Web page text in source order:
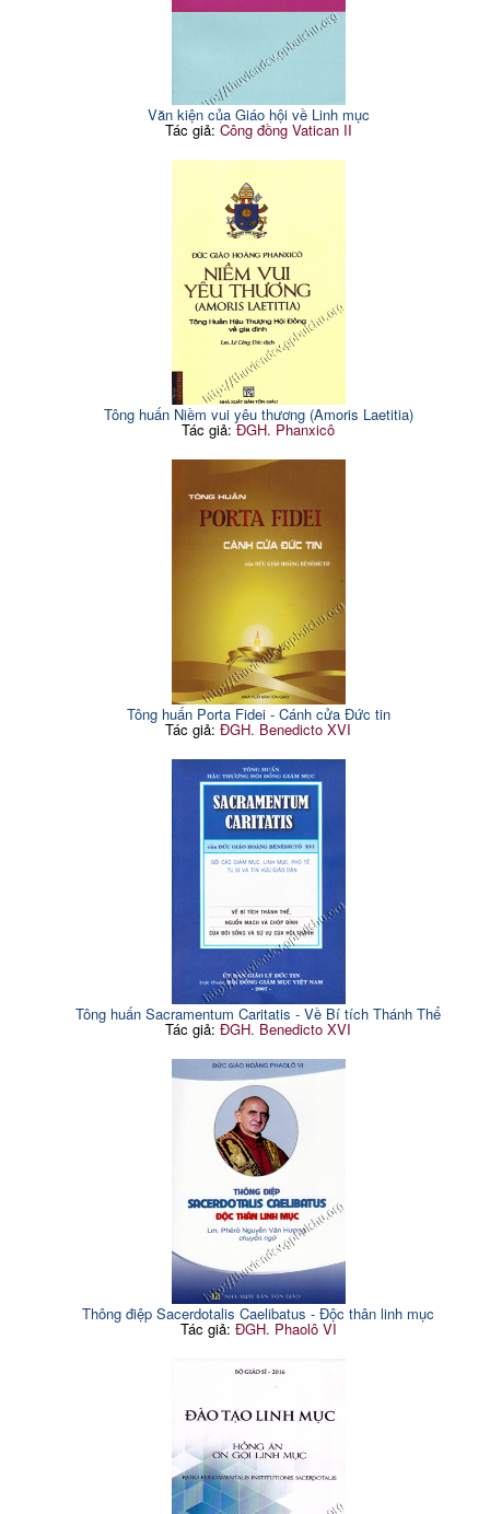
Văn kiện của Giáo hội về Linh mục
Tác giả: Công đồng Vatican II
Tông huấn Niềm vui yêu thương (Amoris Laetitia)
Tác giả:ĐGH. Phanxicô
Tông huấn Porta Fidei - Cánh cửa Đức tin
Tác giả:ĐGH. Benedicto XVI
Tông huấn Sacramentum Caritatis - Về Bí tích Thánh Thể
Tác giả:ĐGH. Benedicto XVI
Thông điệp Sacerdotalis Caelibatus - Độc thân linh mục
Tác giả: ĐGH. Phaolô VI